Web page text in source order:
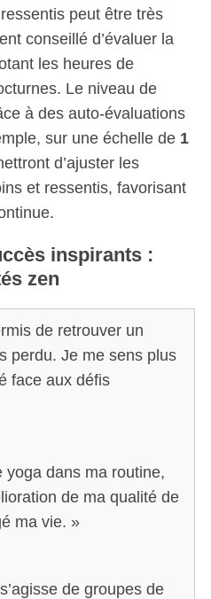
peut être très
conseillé d’évaluer la
les heures de
Le niveau de
à des auto-évaluations
sur une échelle de 1
d’ajuster les
et ressentis, favorisant
inspirants :
zen
de retrouver un
perdu. Je me sens plus
face aux défis
yoga dans ma routine,
de ma qualité de
ma vie. »
de groupes de